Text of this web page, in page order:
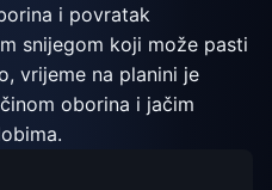
i povratak
snijegom koji može pasti
vrijeme na planini je
oborina i jačim